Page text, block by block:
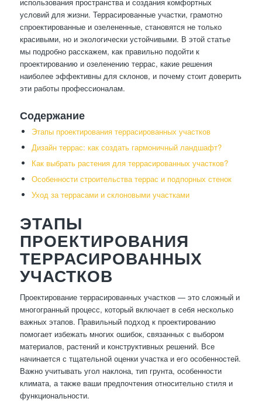
условий для жизни. Террасированные участки, грамотно
спроектированные и озелененные, становятся не только
красивыми, но и экологически устойчивыми. В этой статье
мы подробно расскажем, как правильно подойти к
проектированию и озеленению террас, какие решения
наиболее эффективны для склонов, и почему стоит доверить
эти работы профессионалам.
Содержание
Этапы проектирования террасированных участков
Дизайн террас: как создать гармоничный ландшафт?
Как выбрать растения для террасированных участков?
Особенности строительства террас и подпорных стенок
Уход за террасами и склоновыми участками
ЭТАПЫ
ПРОЕКТИРОВАНИЯ
ТЕРРАСИРОВАННЫХ
УЧАСТКОВ
Проектирование террасированных участков — это сложный и
многогранный процесс, который включает в себя несколько
важных этапов. Правильный подход к проектированию
помогает избежать многих ошибок, связанных с выбором
материалов, растений и конструктивных решений. Все
начинается с тщательной оценки участка и его особенностей.
Важно учитывать угол наклона, тип грунта, особенности
климата, а также ваши предпочтения относительно стиля и
функциональности.